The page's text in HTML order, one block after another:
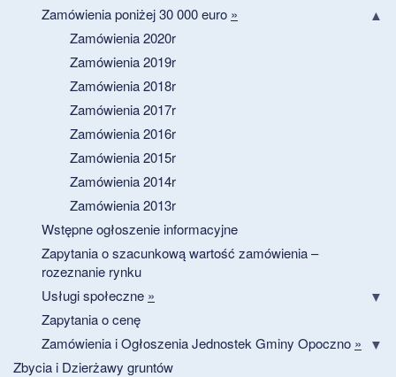
Zamówienia poniżej 30 000 euro »
Zamówienia 2020r
Zamówienia 2019r
Zamówienia 2018r
Zamówienia 2017r
Zamówienia 2016r
Zamówienia 2015r
Zamówienia 2014r
Zamówienia 2013r
Wstępne ogłoszenie informacyjne
Zapytania o szacunkową wartość zamówienia –
rozeznanie rynku
Usługi społeczne »
Zapytania o cenę
Zamówienia i Ogłoszenia Jednostek Gminy Opoczno »
Zbycia i Dzierżawy gruntów